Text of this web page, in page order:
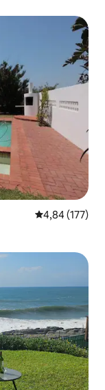
Évaluation
4,84 (177)